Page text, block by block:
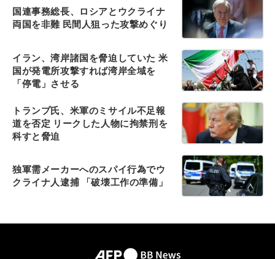
国連事務総長、ロシアとウクライナ
両国を非難 民間人狙った攻撃めぐり
イラン、湾岸諸国を脅迫していた 米
国が発電所攻撃すれば湾岸全域を
「停電」させる
トランプ氏、米軍のミサイル不足報
道を否定 リークした人物に拘禁刑を
科すと脅迫
独軍需メーカーへのスパイ行為でウ
クライナ人逮捕 「破壊工作の準備」